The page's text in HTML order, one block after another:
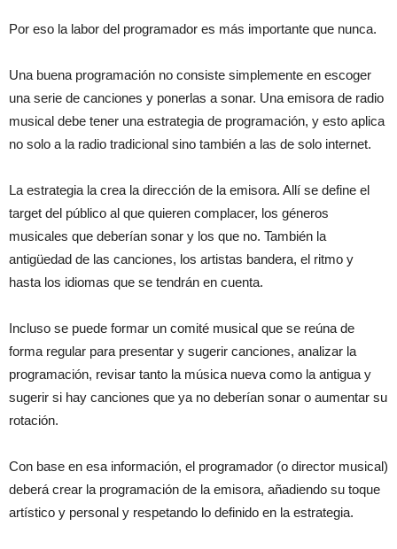
Por eso la labor del programador es más importante que nunca.
Una buena programación no consiste simplemente en escoger
una serie de canciones y ponerlas a sonar. Una emisora de radio
musical debe tener una estrategia de programación, y esto aplica
no solo a la radio tradicional sino también a las de solo internet.
La estrategia la crea la dirección de la emisora. Allí se define el
target del público al que quieren complacer, los géneros
musicales que deberían sonar y los que no. También la
antigüedad de las canciones, los artistas bandera, el ritmo y
hasta los idiomas que se tendrán en cuenta.
Incluso se puede formar un comité musical que se reúna de
forma regular para presentar y sugerir canciones, analizar la
programación, revisar tanto la música nueva como la antigua y
sugerir si hay canciones que ya no deberían sonar o aumentar su
rotación.
Con base en esa información, el programador (o director musical)
deberá crear la programación de la emisora, añadiendo su toque
artístico y personal y respetando lo definido en la estrategia.